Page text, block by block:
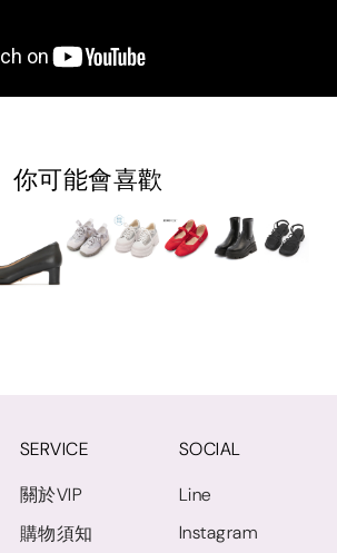
你可能會喜歡
SERVICE
關於VIP
購物須知
SOCIAL
Line
Instagram